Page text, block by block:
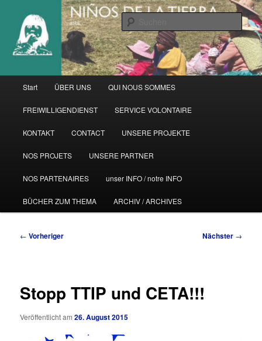
primären
Inhalt
springen
Start ÜBER UNS QUI NOUS SOMMES
FREIWILLIGENDIENST SERVICE VOLONTAIRE
KONTAKT CONTACT UNSERE PROJEKTE
NOS PROJETS UNSERE PARTNER
NOS PARTENAIRES unser INFO / notre INFO
BÜCHER ZUM THEMA ARCHIV / ARCHIVES
Beitragsnavigation
← Vorheriger Nächster →
Stopp TTIP und CETA!!!
Veröffentlicht am26. August 2015